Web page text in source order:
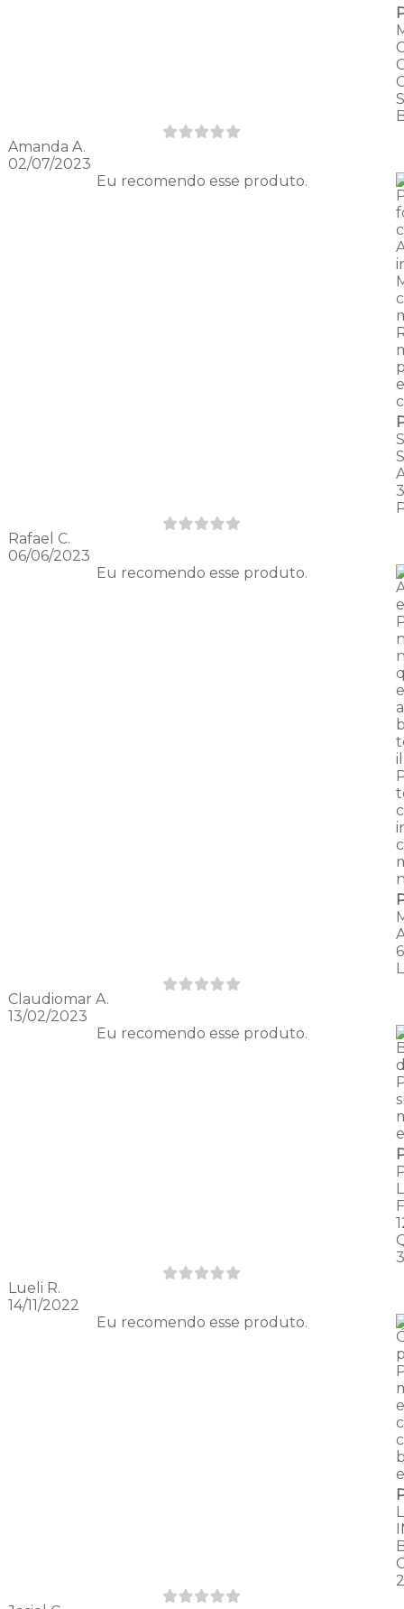
Amanda A.
02/07/2023
Eu recomendo esse produto.
Rafael C.
06/06/2023
Eu recomendo esse produto.
Claudiomar A.
13/02/2023
Eu recomendo esse produto.
Lueli R.
14/11/2022
Eu recomendo esse produto.